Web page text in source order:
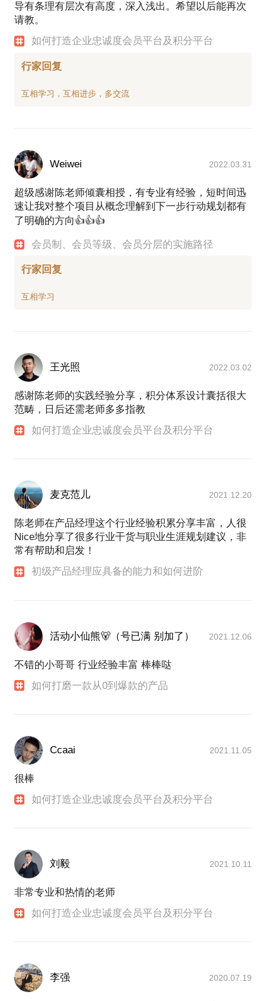
导有条理有层次有高度，深入浅出。希望以后能再次
请教。
如何打造企业忠诚度会员平台及积分平台
行家回复
Weiwei 2022.03.31
超级感谢陈老师倾囊相授，有专业有经验，短时间迅
速让我对整个项目从概念理解到下一步行动规划都有
了明确的方向👍👍👍
会员制、会员等级、会员分层的实施路径
行家回复
王光照 2022.03.02
感谢陈老师的实践经验分享，积分体系设计囊括很大
范畴，日后还需老师多多指教
如何打造企业忠诚度会员平台及积分平台
麦克范儿 2021.12.20
陈老师在产品经理这个行业经验积累分享丰富，人很
Nice地分享了很多行业干货与职业生涯规划建议，非
常有帮助和启发！
初级产品经理应具备的能力和如何进阶
活动小仙熊🐻（号已满 别加了） 2021.12.06
不错的小哥哥 行业经验丰富 棒棒哒
如何打磨一款从0到爆款的产品
Ccaai 2021.11.05
很棒
如何打造企业忠诚度会员平台及积分平台
刘毅 2021.10.11
非常专业和热情的老师
如何打造企业忠诚度会员平台及积分平台
李强 2020.07.19